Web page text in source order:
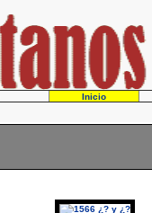
Inicio